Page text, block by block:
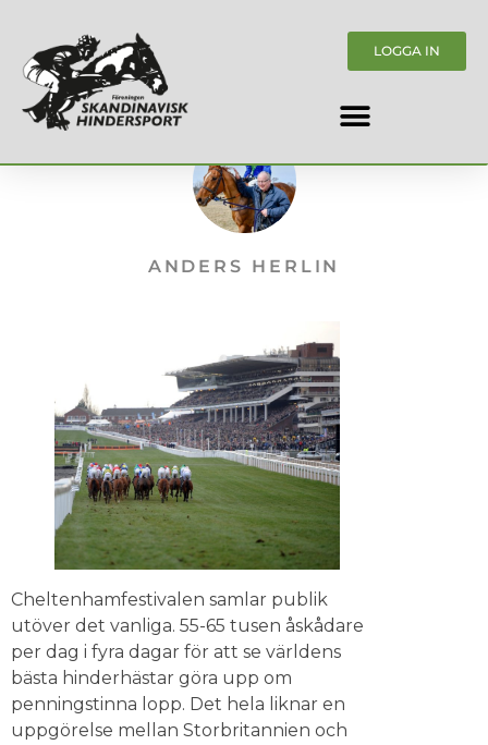
LOGGA IN
ANDERS HERLIN
Cheltenhamfestivalen samlar publik
utöver det vanliga. 55-65 tusen åskådare
per dag i fyra dagar för att se världens
bästa hinderhästar göra upp om
penningstinna lopp. Det hela liknar en
uppgörelse mellan Storbritannien och